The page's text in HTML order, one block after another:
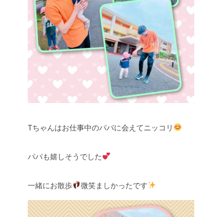
Tちゃんはお仕事中のパパに会えてニッコリ
パパも嬉しそうでした
一緒にお散歩 微笑ましかったです